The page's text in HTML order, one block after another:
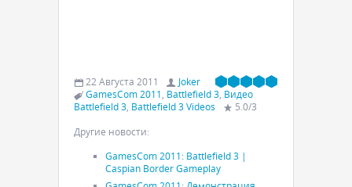
22 Августа 2011
Joker
GamesCom 2011 Battlefield 3 Видео
Battlefield 3 Battlefield 3 Videos 5.0/3
Другие новости:
GamesCom 2011: Battlefield 3 |
Caspian Border Gameplay